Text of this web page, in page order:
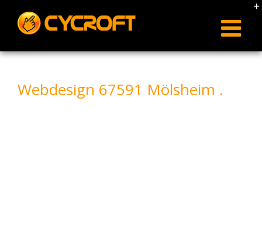
content
Webdesign 67591 Mölsheim .